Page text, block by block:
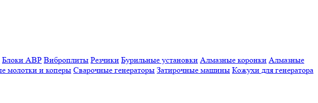
Блоки АВР Виброплиты Резчики Бурильные установки Алмазные коронки Алмазные
молотки и коперы Сварочные генераторы Затирочные машины Кожухи для генератора